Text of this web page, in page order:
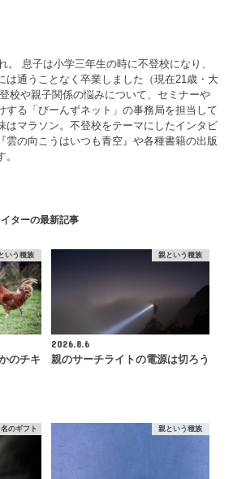
。 息子は小学三年生の時に不登校になり、
は通うことなく卒業しました（現在21歳・大
校や親子関係の悩みについて、セミナーや
する「びーんずネット」の事務局を担当して
はマラソン。不登校をテーマにしたインタビ
雲の向こうはいつも青空』や各種書籍の出版
ターの最新記事
いう種族
のチキ
親という種族
2026.8.6
親のサーチライトの電源は切ろう
のギフト 親という種族